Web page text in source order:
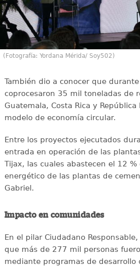
(Fotografía: Yordana Mérida/ Soy502)
También dio a conocer que
coprocesaron 35 mil toneladas de
Guatemala, Costa Rica y
modelo de economía circular.
Entre los proyectos ejecutados
entrada en operación de las
Tijax, las cuales abastecen el 12
energético de las plantas de
Gabriel.
Impacto en comunidades
En el pilar Ciudadano
que más de 277 mil personas
mediante programas de desarrollo